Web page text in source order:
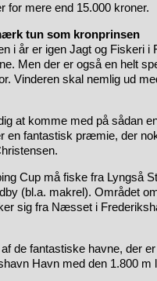
for mere end 15.000 kroner.
tun som kronprinsen
i år er igen Jagt og Fiskeri i
Men der er også en helt
Vinderen skal nemlig ud
at komme med på sådan
en fantastisk præmie, der
Cup må fiske fra Lyngså
(bl.a. makrel). Området
sig fra Næsset i
de fantastiske havne, der
Havn med den 1.800 m